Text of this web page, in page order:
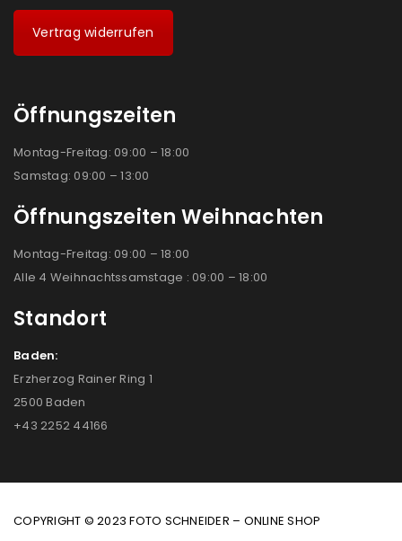
Vertrag widerrufen
Öffnungszeiten
Montag-Freitag: 09:00 – 18:00
Samstag: 09:00 – 13:00
Öffnungszeiten Weihnachten
Montag-Freitag: 09:00 – 18:00
Alle 4 Weihnachtssamstage : 09:00 – 18:00
Standort
Baden:
Erzherzog Rainer Ring 1
2500 Baden
+43 2252 44166
COPYRIGHT © 2023 FOTO SCHNEIDER – ONLINE SHOP